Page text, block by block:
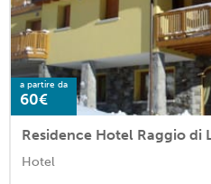
a partire da
60€
Residence Hotel Raggio di
Hotel